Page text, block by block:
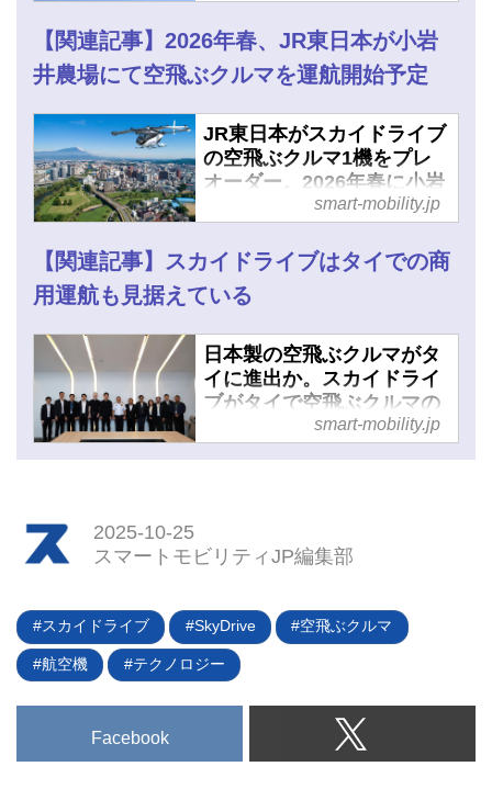
【関連記事】2026年春、JR東日本が小岩
井農場にて空飛ぶクルマを運航開始予定
JR東日本がスカイドライブ
の空飛ぶクルマ1機をプレ
オーダー。2026年春に小岩
井農場にて運航を開始か -
smart-mobility.jp
【関連記事】スカイドライブはタイでの商
用運航も見据えている
日本製の空飛ぶクルマがタ
イに進出か。スカイドライ
ブがタイで空飛ぶクルマの
官民協議に参加 - スマート
smart-mobility.jp
2025-10-25
スマートモビリティJP編集部
スカイドライブ SkyDrive 空飛ぶクルマ
航空機 テクノロジー
Facebook